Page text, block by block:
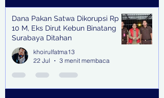
Dana Pakan Satwa Dikorupsi Rp
10 M, Eks Dirut Kebun Binatang
Surabaya Ditahan
khoirulfatma13
22 Jul
3 menit membaca